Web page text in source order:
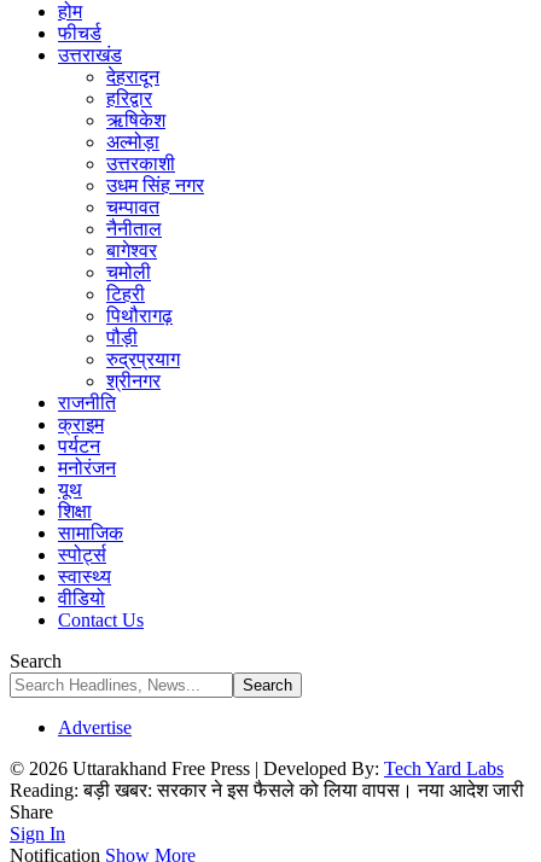
होम
फीचर्ड
उत्तराखंड
देहरादून
हरिद्वार
ऋषिकेश
अल्मोड़ा
उत्तरकाशी
उधम सिंह नगर
चम्पावत
नैनीताल
बागेश्वर
चमोली
टिहरी
पिथौरागढ़
पौड़ी
रुद्रप्रयाग
श्रीनगर
राजनीति
क्राइम
पर्यटन
मनोरंजन
यूथ
शिक्षा
सामाजिक
स्पोर्ट्स
स्वास्थ्य
वीडियो
Contact Us
Search
Advertise
© 2026 Uttarakhand Free Press | Developed By: Tech Yard Labs
Reading: बड़ी खबर: सरकार ने इस फैसले को लिया वापस। नया आदेश जारी
Share
Sign In
Notification Show More